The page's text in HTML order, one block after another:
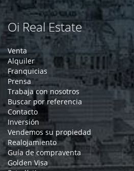
Oi Real Estate
Venta
Alquiler
Franquicias
Prensa
Trabaja con nosotros
Buscar por referencia
Contacto
Inversión
Vendemos su propiedad
Realojamiento
Guía de compraventa
Golden Visa